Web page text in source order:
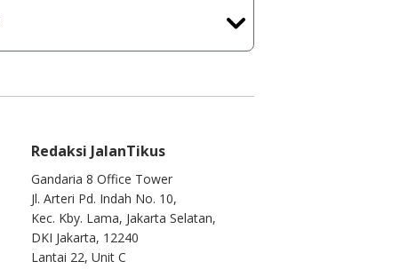
keinfo@jalantikus.com
Redaksi JalanTikus
Gandaria 8 Office Tower
Jl. Arteri Pd. Indah No. 10,
Kec. Kby. Lama, Jakarta Selatan,
DKI Jakarta, 12240
Lantai 22, Unit C